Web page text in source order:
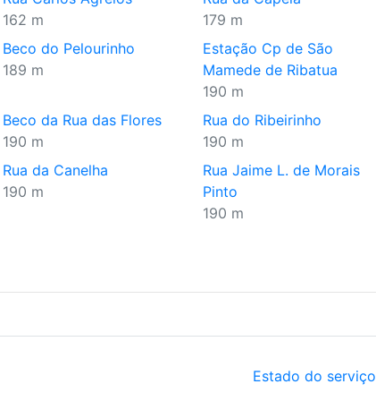
162 m
179 m
Beco do Pelourinho
189 m
Estação Cp de São
Mamede de Ribatua
190 m
Beco da Rua das Flores
190 m
Rua do Ribeirinho
190 m
Rua da Canelha
190 m
Rua Jaime L. de Morais
Pinto
190 m
Estado do serviço